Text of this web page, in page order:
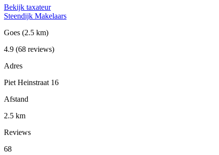
Bekijk taxateur
Steendijk Makelaars
Goes (2.5 km)
4.9 (68 reviews)
Adres
Piet Heinstraat 16
Afstand
2.5 km
Reviews
68